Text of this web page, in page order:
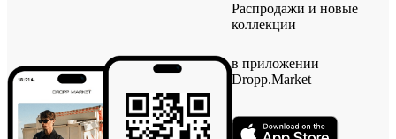
Распродажи и новые
коллекции
в приложении
Dropp.Market